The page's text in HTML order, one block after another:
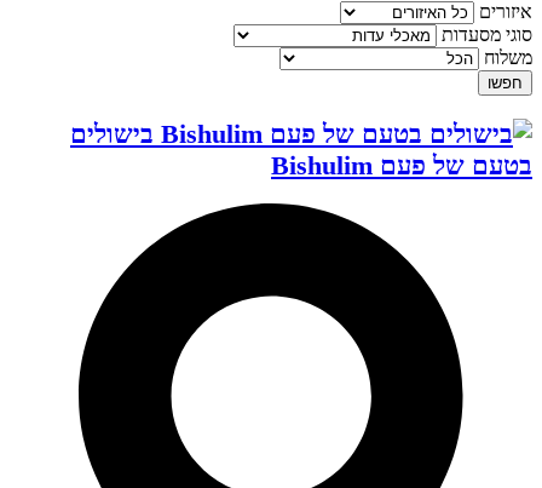
איזורים
סוגי מסעדות
משלוח
חפשו
בישולים
בטעם של פעם Bishulim